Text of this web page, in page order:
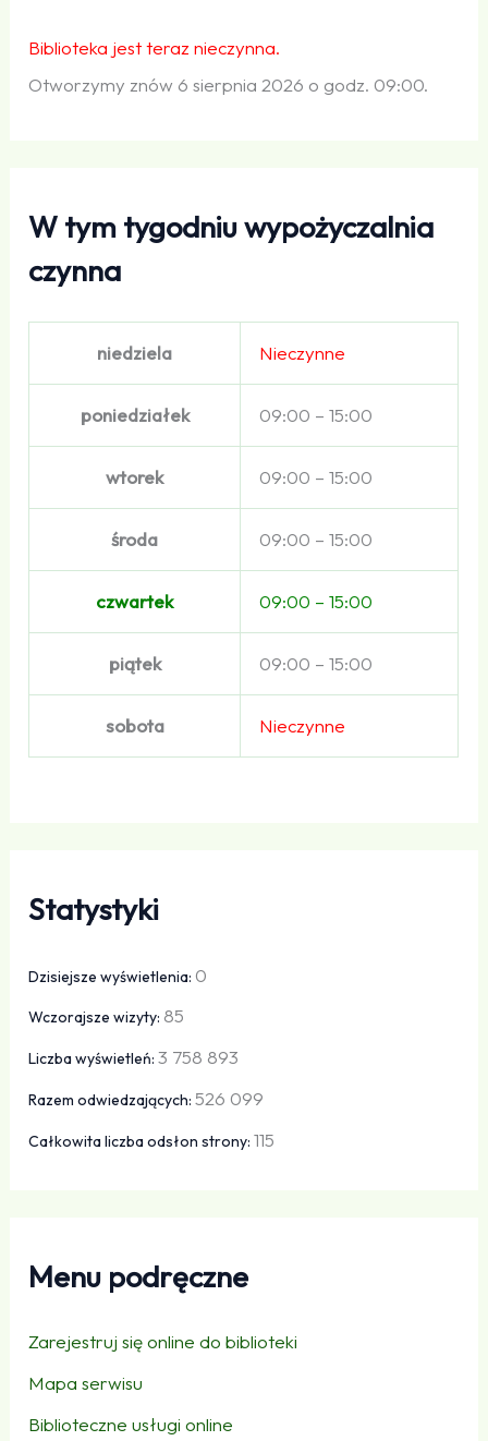
Biblioteka jest teraz nieczynna.
Otworzymy znów 6 sierpnia 2026 o godz. 09:00.
W tym tygodniu wypożyczalnia
czynna
niedziela Nieczynne
poniedziałek 09:00 – 15:00
wtorek 09:00 – 15:00
środa 09:00 – 15:00
czwartek 09:00 – 15:00
piątek 09:00 – 15:00
sobota Nieczynne
Statystyki
Dzisiejsze wyświetlenia: 0
Wczorajsze wizyty: 85
Liczba wyświetleń:3 758 893
Razem odwiedzających:526 099
Całkowita liczba odsłon strony:115
Menu podręczne
Zarejestruj się online do biblioteki
Mapa serwisu
Biblioteczne usługi online